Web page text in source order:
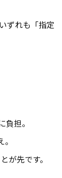
ずれも「指定
担。
が先です。